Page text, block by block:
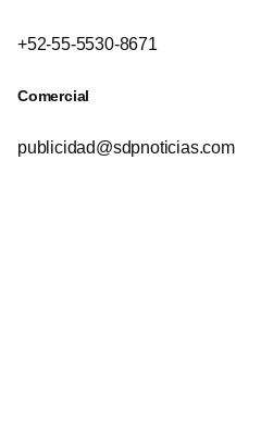
+52-55-5530-8671
Comercial
publicidad@sdpnoticias.com